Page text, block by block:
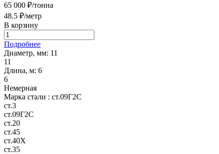
65 000 ₽/тонна
48.5 ₽/метр
В корзину
Подробнее
Диаметр, мм: 11
11
Длина, м: 6
6
Немерная
Марка стали : ст.09Г2С
ст.3
ст.09Г2С
ст.20
ст.45
ст.40Х
ст.35